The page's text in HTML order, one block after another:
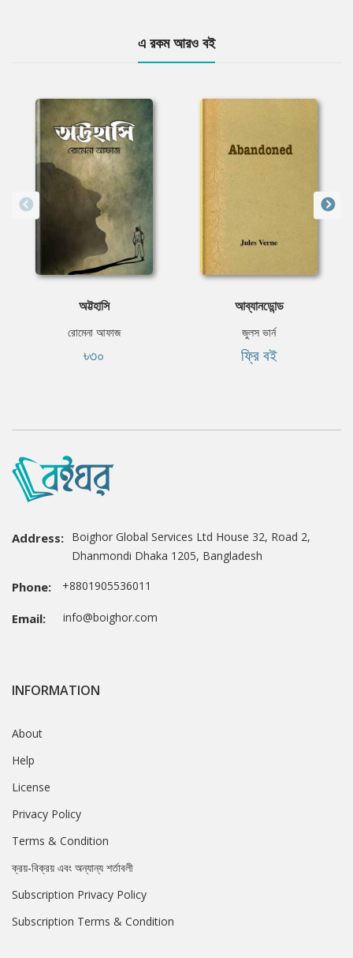
এ রকম আরও বই
অট্টহাসি
রোমেনা আফাজ
৳৩০
আব্যানডোন্ড
জুলস ভার্ন
ফ্রি বই
Address: Boighor Global Services Ltd House 32, Road 2,
Dhanmondi Dhaka 1205, Bangladesh
Phone: +8801905536011
Email: info@boighor.com
INFORMATION
About
Help
License
Privacy Policy
Terms & Condition
ক্রয়-বিক্রয় এবং অন্যান্য শর্তাবলী
Subscription Privacy Policy
Subscription Terms & Condition